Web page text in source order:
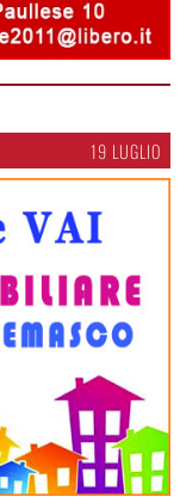
19 LUGLIO